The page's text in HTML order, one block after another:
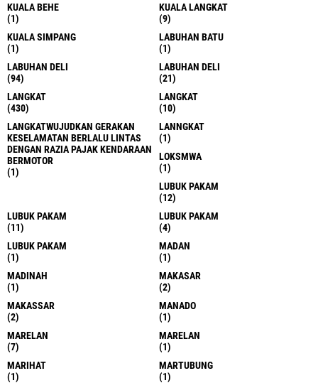
KUALA BEHE
(1)
KUALA LANGKAT
(9)
KUALA SIMPANG
(1)
LABUHAN BATU
(1)
LABUHAN DELI
(94)
LABUHAN DELI
(21)
LANGKAT
(430)
LANGKAT
(10)
LANGKATWUJUDKAN GERAKAN
KESELAMATAN BERLALU LINTAS
DENGAN RAZIA PAJAK KENDARAAN
BERMOTOR
(1)
LANNGKAT
(1)
LOKSMWA
(1)
LUBUK PAKAM
(12)
LUBUK PAKAM
(11)
LUBUK PAKAM
(4)
LUBUK PAKAM
(1)
MADAN
(1)
MADINAH
(1)
MAKASAR
(2)
MAKASSAR
(2)
MANADO
(1)
MARELAN
(7)
MARELAN
(1)
MARIHAT
(1)
MARTUBUNG
(1)